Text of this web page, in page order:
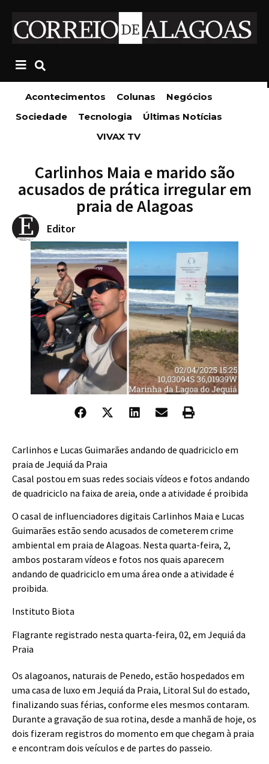
Acontecimentos Colunas
Negócios
Sociedade
Tecnologia
Últimas Notícias
VIVAX TV
Carlinhos Maia e marido são
acusados de prática irregular em
praia de Alagoas
Editor
Carlinhos e Lucas Guimarães andando de quadriciclo em
praia de Jequiá da Praia
Casal postou em suas redes sociais vídeos e fotos andando
de quadriciclo na faixa de areia, onde a atividade é proibida
O casal de influenciadores digitais Carlinhos Maia e Lucas
Guimarães estão sendo acusados de cometerem crime
ambiental em praia de Alagoas. Nesta quarta-feira, 2,
ambos postaram vídeos e fotos nos quais aparecem
andando de quadriciclo em uma área onde a atividade é
proibida.
Instituto Biota
Flagrante registrado nesta quarta-feira, 02, em Jequiá da
Praia
Os alagoanos, naturais de Penedo, estão hospedados em
uma casa de luxo em Jequiá da Praia, Litoral Sul do estado,
finalizando suas férias, conforme eles mesmos contaram.
Durante a gravação de sua rotina, desde a manhã de hoje, os
dois fizeram registros do momento em que chegam à praia
e encontram dois veículos e de partes do passeio.